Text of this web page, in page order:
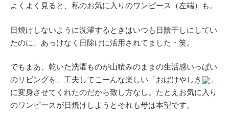
よくよく見ると、私のお気に入りのワンピース（左端）も。
日焼けしないように洗濯するときはいつも日陰干しにしてい
たのに、あっけなく日除けに活用されてました・笑。
でもまあ、乾いた洗濯ものが山積みのままの生活感いっぱい
のリビングを、工夫してこーんな楽しい「おばけやしき
」
に変身させてくれたのだから致し方なし。たとえお気に入り
のワンピースが日焼けしようとそれも母は本望です。